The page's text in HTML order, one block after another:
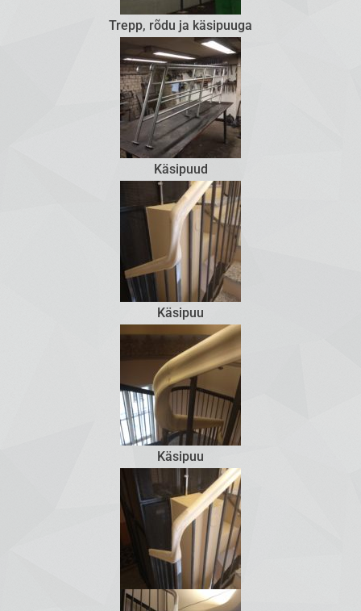
Trepp, rõdu ja käsipuuga
Käsipuud
Käsipuu
Käsipuu